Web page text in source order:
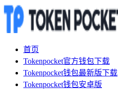
首页
Tokenpocket官方钱包下载
Tokenpocket钱包最新版下载
Tokenpocket钱包安卓版